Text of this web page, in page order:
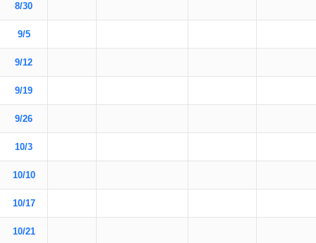
8/30
9/5
9/12
9/19
9/26
10/3
10/10
10/17
10/21